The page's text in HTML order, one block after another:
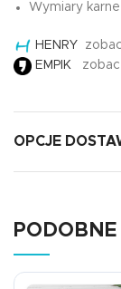
Wymiary
HENRY
EMPIK
OPCJE